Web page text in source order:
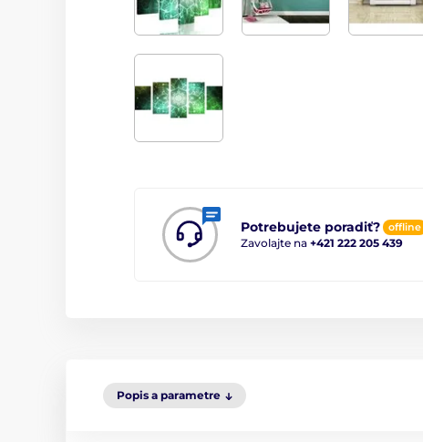
Potrebujete poradiť? offline
Zavolajte na +421 222 205 439
Popis a parametre